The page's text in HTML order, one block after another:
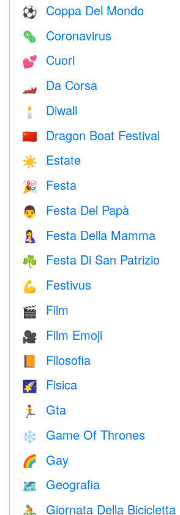
⚽ Coppa Del Mondo
🦠 Coronavirus
💕 Cuori
🏎 Da Corsa
🕯 Diwali
🇨🇳 Dragon Boat Festival
☀️ Estate
🎉 Festa
👨 Festa Del Papà
🤱 Festa Della Mamma
☘️ Festa Di San Patrizio
💪 Festivus
🎬 Film
🎥 Film Emoji
📙 Filosofia
🌠 Fisica
🏃 Gta
❄️ Game Of Thrones
🌈 Gay
🗺 Geografia
🚴 Giornata Della Bicicletta